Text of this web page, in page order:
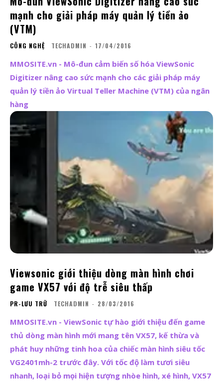
mạnh cho giải pháp máy quản lý tiền ảo
(VTM)
CÔNG NGHỆ TECHADMIN - 17/04/2016
MMOSITE.vn - Mô-đun cảm biến số hóa ViewSonic
Digitizer nâng cao sức mạnh cho các giải pháp máy
quản lý tiền ảo Virtual Teller Machine (VTM) của ngân
hàng
Viewsonic giới thiệu dòng màn hình chơi
game VX57 với độ trễ siêu thấp
PR-LƯU TRỮ TECHADMIN - 28/03/2016
MMOSITE.vn - ViewSonic tự hào giới thiệu đến game
thủ dòng màn hình mới mang tên VX57, kế thừa và
phát huy những tinh hoa của chiếc màn hình siêu tốc
VG2401mh-2 trước đây. Với tốc độ làm tươi siêu
nhanh, loại bỏ mọi hiện tượng nhòe hình, xé hình, VX57